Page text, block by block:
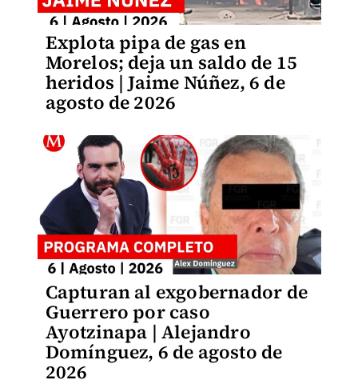
Explota pipa de gas en
Morelos; deja un saldo de 15
heridos | Jaime Núñez, 6 de
agosto de 2026
Capturan al exgobernador de
Guerrero por caso
Ayotzinapa | Alejandro
Domínguez, 6 de agosto de
2026